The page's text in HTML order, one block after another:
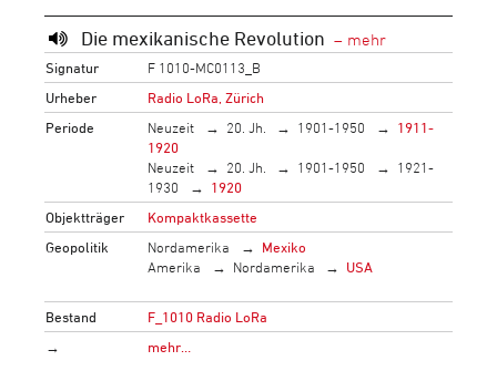
Die mexikanische Revolution
Signatur
F 1010-MC0113_B
Urheber
Radio LoRa, Zürich
Periode
Neuzeit 20. Jh. 1901-1950
1911-
1920
Neuzeit
20. Jh. 1901-1950
1921-
1930
1920
Objektträger
Kompaktkassette
Geopolitik
Nordamerika
Mexiko
Amerika
Nordamerika USA
Bestand
F_1010 Radio LoRa
→
mehr…